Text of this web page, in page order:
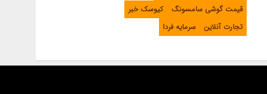
قیمت گوشی سامسونگ
کیوسک خبر
تجارت آنلاین
سرمایه فردا